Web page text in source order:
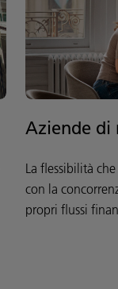
Aziende di
La flessibilità
con la
propri flussi